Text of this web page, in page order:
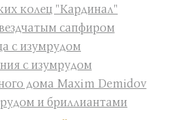
колец "Кардинал"
сапфиром
с изумрудом
с изумрудом
дома Maxim Demidov
и бриллиантами